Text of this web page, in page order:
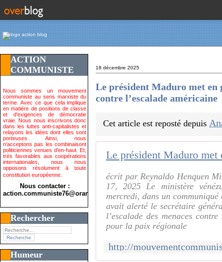
ACTION
COMMUNISTE
Nous sommes un mouvement
communiste au sens marxiste du
terme. Avec ce que cela implique
en matière de positions de classe
et d'exigences de démocratie
vraie. Nous nous inscrivons donc
dans les luttes anti-capitalistes et
relayons les idées dont elles sont
porteuses. Ainsi, nous
n'acceptons pas les combinaisont
politiciennes venues d'en-haut. Et,
très favorables aux coopérations
internationales, nous nous
opposons résolument à toute
constitution européenne.
Nous contacter :
action.communiste76@orange.fr>
Rechercher
Humeur
18 décembre 2025
Le président Maduro met en
contre l’escalade américaine
Cet article est reposté depuis
écrit par Reynaldo Henquen
17, 2025 Le ministère
mercredi, dans un
avait alerté le secrétaire
l’escalade des menaces
pour la paix régionale